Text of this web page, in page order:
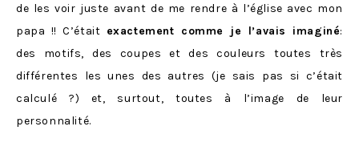
de les voir juste avant de me rendre à l’église avec mon
papa !! C’était exactement comme je l’avais imaginé:
des motifs, des coupes et des couleurs toutes très
différentes les unes des autres (je sais pas si c’était
calculé ?) et, surtout, toutes à l’image de leur
personnalité.